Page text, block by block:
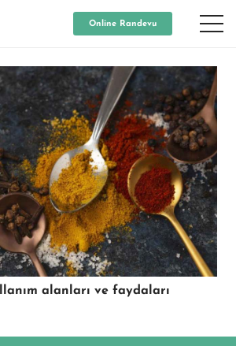
Online Randevu
alanları ve faydaları